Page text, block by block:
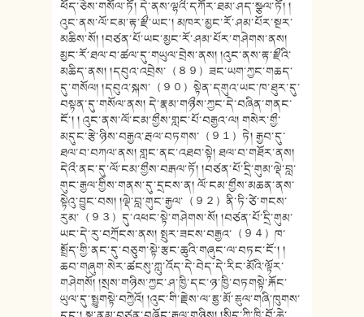
ཕོད་ཅེས་གསོལ་ཏོ། དེ་ནས་ལྷའྀ་དཀོར་ཐམ་ཤད་སྩལ་ཏོ། །
འུང་ནས་ལོ་ངམ་རྟ་རྫྀ་ཡང་། མཁར་མྱང་རོ་ཤམ་པོར་སྔར་
མཆིས་སོ། །བཙན་པོ་ཡང་མྱང་རོ་ཤམ་པོར་གཤེགས་ནས།
མྱང་རོ་ཐལ་བ་ཚལ་དུ་གཡུལ་བྲེས་ནས། །འུང་ནས་རྟ་རྫྀའི་
མཆིད་ནས། །དབུའ་འབྲེས་（８９）ཟང་ཡག་ཀྱང་གཆད་
དུ་གསོལ། །དབུའ་སྐས་（９０）སྟེན་དགུའ་ཡང་ཁ་ཐུར་དུ་
བསྟན་དུ་གསོལ་ནས། དེ་རྣམ་གཉྀས་ཀྱང་དེ་བཞིན་གནང་
ངོ་། ། འུང་ནས་ལོ་ངམ་གྱྀས་གླང་པོ་བརྒྱའ་ལ། གསེར་གྱྀ་
མདུང་རྩེ་ཉིས་བརྒྱའ་རྦལ་བཏགས་（９１）ཏེ། རྒྱབ་དུ་
ཐལ་བ་བཀལ་ནས། གླང་ནང་འཐབ་སྟེ། ཐལ་བ་གཐོར་ནས།
དེའྀ་ནང་དུ་ལོ་ངམ་གྱྀས་བརྒལ་ཏོ། །བཙན་པོ་དྲི་གུམ་ལྡེ་བླ་
གུང་རྒྱལ་གྱིས་གནས་དུ་དྲངས་ན། ལོ་ངམ་གྱྀས་མཆན་ནས་
སྟེའུ་བྱུང་བས། །ལྡེ་བླ་གུང་རྒྱལ་（９２）ནི་ཏི་ཙེ་གངས་
རུམ་（９３）དུ་འཕང་སྟེ་གཤེགས་སོ། །བཙན་པོ་དྲི་གུམ་
ཡང་དེ་རུ་བཀྲོངས་ནས། སྤུར་ཟངས་བརྒྱའ་（９４）ཁ་
སྤྲོད་གྱི་ནང་དུ་བཅུག་སྟེ་རྩང་ཆུའི་གཞུང་ལ་བཏང་ངོ་། །
ཆབ་གཞུག་སེར་ཚངསུ་ཀླུ་འོད་དེ་བེད་དེ་རིང་མོའི་ལྟོར་
གཤེགསོ། །སྲས་གཉིས་ཀྱང་ཤ་ཁྱི་དང་ཉ་ཁྱི་བཏགསྟེ་རྐོང་
ཡུལ་དུ་སྤྱུགསྟེ་བཀྱེའོ། །འུང་གི་རྗེས་ལ་རྷྱ་མོ་རྷུལ་གཞི་ཁུགས་